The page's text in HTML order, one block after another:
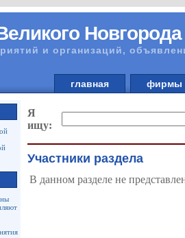
Новгорода
и организаций,
главная
Я
ищу:
Участники раздела
В данном разделе не